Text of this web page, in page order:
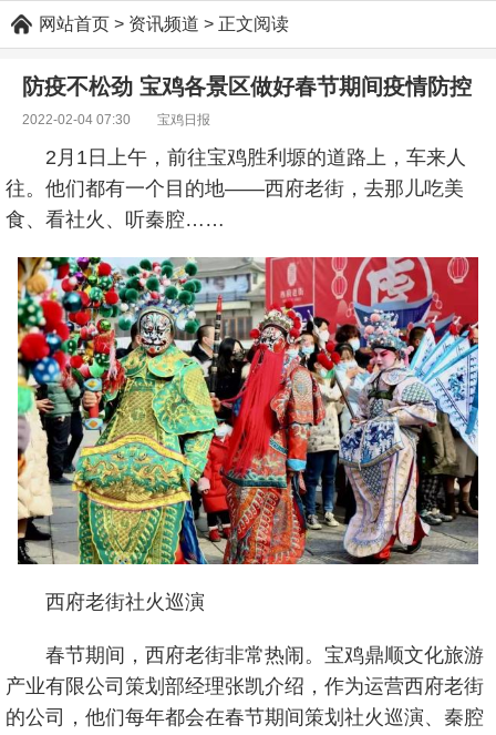
网站首页 > 资讯频道 > 正文阅读
防疫不松劲 宝鸡各景区做好春节期间疫情防控
2022-02-04 07:30 宝鸡日报
2月1日上午，前往宝鸡胜利塬的道路上，车来人
往。他们都有一个目的地——西府老街，去那儿吃美
食、看社火、听秦腔……
西府老街社火巡演
春节期间，西府老街非常热闹。宝鸡鼎顺文化旅游
产业有限公司策划部经理张凯介绍，作为运营西府老街
的公司，他们每年都会在春节期间策划社火巡演、秦腔